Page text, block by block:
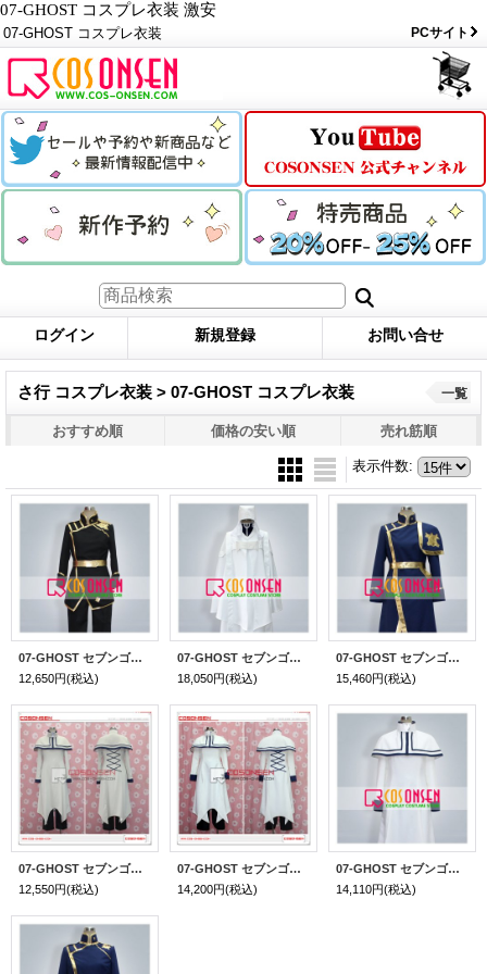
07-GHOST コスプレ衣装 激安
07-GHOST コスプレ衣装 PCサイト
ログイン 新規登録 お問い合せ
さ行 コスプレ衣装 > 07-GHOST コスプレ衣装 一覧
おすすめ順 価格の安い順 売れ筋順
表示件数:
07-GHOST セブンゴースト ミカゲ 黒 コスプレ衣装
12,650円(税込)
07-GHOST セブンゴースト フラウ コスプレ衣装
18,050円(税込)
07-GHOST セブンゴースト ヒュウガ カツラギ コナツ コスプレ衣装
15,460円(税込)
07-GHOST セブンゴースト テイト＝クライン コスプレ衣装
12,550円(税込)
07-GHOST セブンゴースト テイト＝クライン セット コスプレ衣装
14,200円(税込)
07-GHOST セブンゴースト ハクレン セット コスプレ衣装
14,110円(税込)